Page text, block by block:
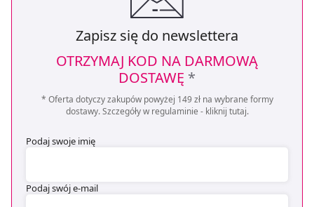
Zapisz się do newslettera
OTRZYMAJ KOD NA DARMOWĄ
DOSTAWĘ *
* Oferta dotyczy zakupów powyżej 149 zł na wybrane formy
dostawy. Szczegóły w regulaminie - kliknij tutaj.
Podaj swoje imię
Podaj swój e-mail